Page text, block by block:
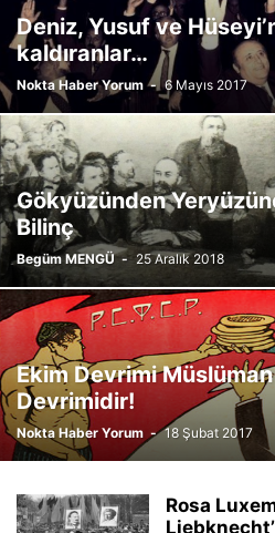
Deniz, Yusuf ve
kaldıranlar…
Nokta Haber Yorum - 6 Mayıs 2017
Gökyüzünden
Bilinç
Begüm MENGÜ - 25 Aralık 2018
Ekim Devrimi
Devrimidir!
Nokta Haber Yorum - 18 Şubat 2017
Rosa